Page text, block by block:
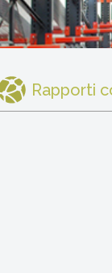
Rapporti